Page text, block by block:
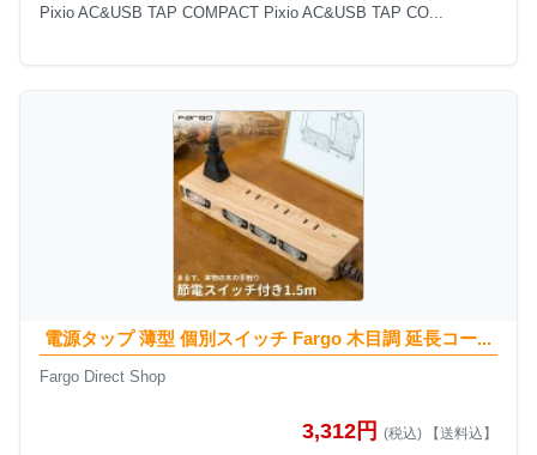
Pixio AC&USB TAP COMPACT Pixio AC&USB TAP CO...
電源タップ 薄型 個別スイッチ Fargo 木目調 延長コー...
Fargo Direct Shop
3,312円 (税込) 【送料込】